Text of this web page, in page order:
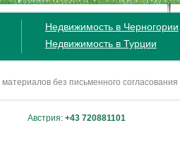
Недвижимость в Черногории
Недвижимость в Турции
без письменного
Австрия: +43 720881101